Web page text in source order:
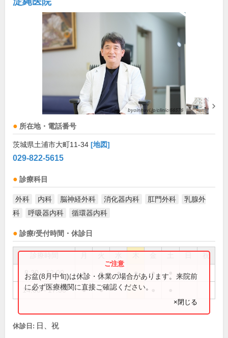
所在地・電話番号
茨城県土浦市大町11-34 [地図]
029-822-5615
診療科目
外科 内科 脳神経外科 消化器内科 肛門外科
乳腺外
科
呼吸器内科 循環器内科
診療/受付時間・休診日
祝
8:30～12:00 ● ● ● ● ●
14:00～17:30 ● ●
お盆(8月中旬)は休診・休業の場合があります。来院前
に必ず医療機関に直接ご確認ください。
×閉じる
休診日: 日、祝